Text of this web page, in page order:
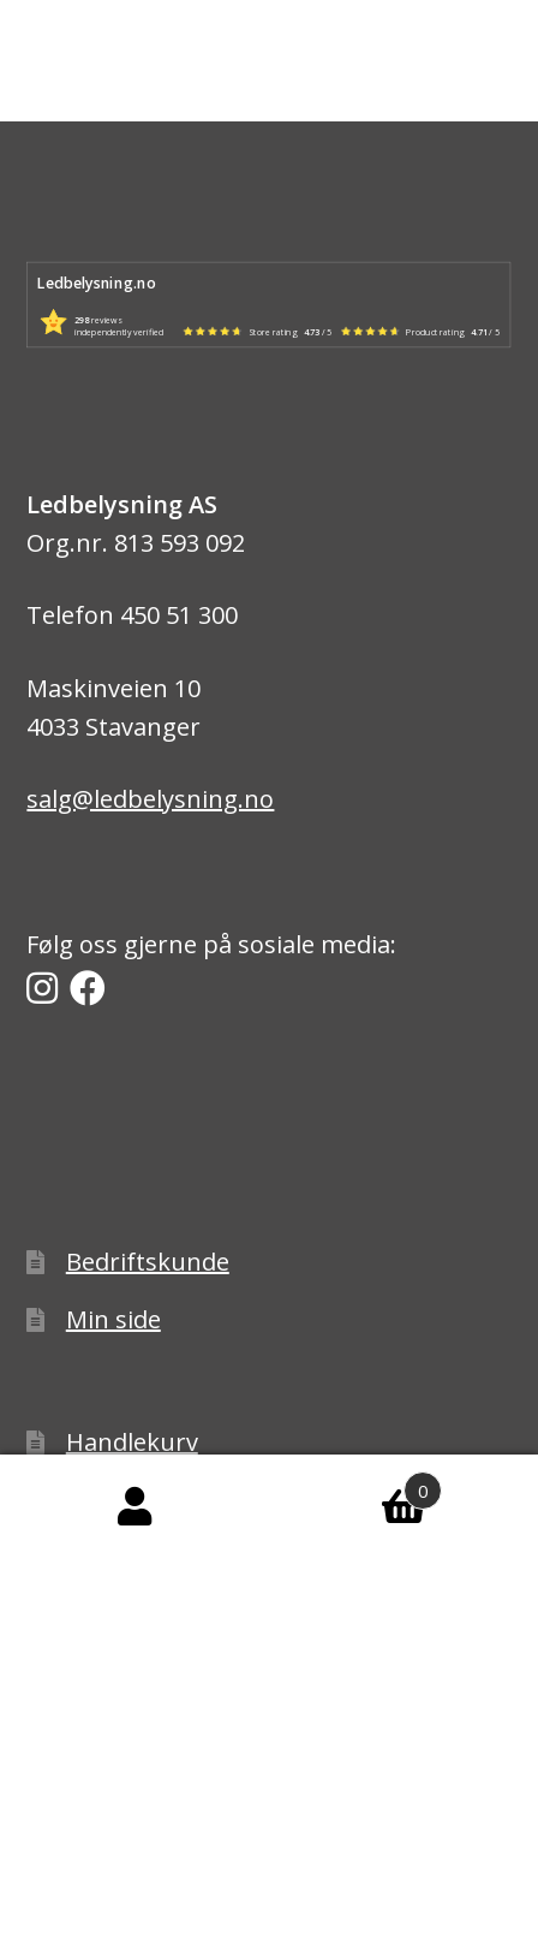
Ledbelysning.no
298reviews
independently verified
Store rating 4.73 / 5 Product rating 4.71 / 5
Ledbelysning AS
Org.nr. 813 593 092
Telefon 450 51 300
Maskinveien 10
4033 Stavanger
salg@ledbelysning.no
Følg oss gjerne på sosiale media:
Bedriftskunde
Min side
Handlekurv
Kasse
0